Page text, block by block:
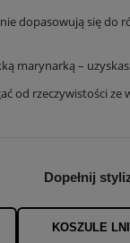
dopasowują się do
marynarką –
od rzeczywistości
Dopełnij
KOSZULE